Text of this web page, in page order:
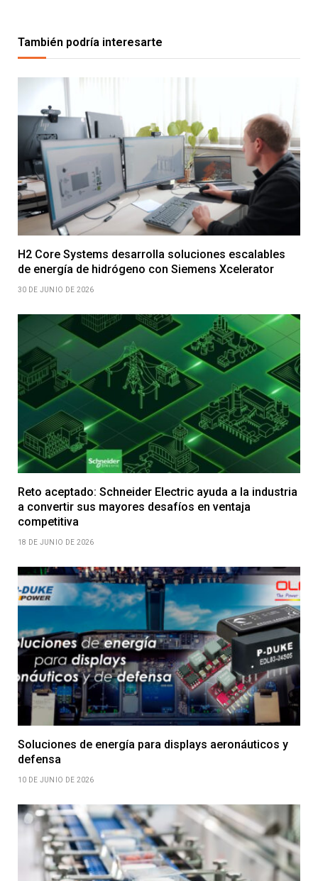
También podría interesarte
H2 Core Systems desarrolla soluciones escalables
de energía de hidrógeno con Siemens Xcelerator
30 DE JUNIO DE 2026
Reto aceptado: Schneider Electric ayuda a la industria
a convertir sus mayores desafíos en ventaja
competitiva
18 DE JUNIO DE 2026
Soluciones de energía para displays aeronáuticos y
defensa
10 DE JUNIO DE 2026